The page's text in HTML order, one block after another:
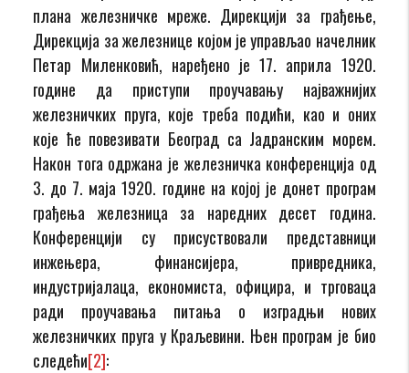
плана железничке мреже. Дирекцији за грађење,
Дирекција за железнице којом је управљао начелник
Петар Миленковић, наређено је 17. априла 1920.
године да приступи проучавању најважнијих
железничких пруга, које треба подићи, као и оних
које ће повезивати Београд са Јадранским морем.
Након тога одржана је железничка конференција од
3. до 7. маја 1920. године на којој је донет програм
грађења железница за наредних десет година.
Конференцији су присуствовали представници
инжењера, финансијера, привредника,
индустријалаца, економиста, официра, и трговаца
ради проучавања питања о изградњи нових
железничких пруга у Краљевини. Њен програм је био
следећи[2]: